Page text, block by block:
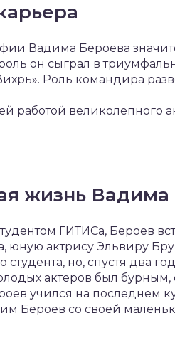
Вадима Бероева
он сыграл в
Роль командира
работой великолепного
жизнь Вадима
ГИТИСа, Бероев
юную актрису Эльвиру
студента, но, спустя два
актеров был бурным,
учился на последнем
Бероев со своей